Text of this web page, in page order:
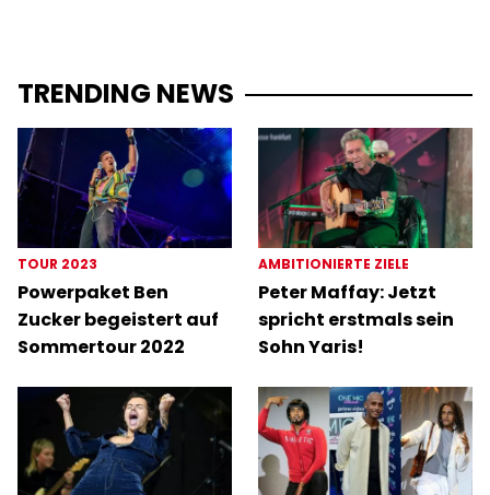
TRENDING NEWS
TOUR 2023
Powerpaket Ben
Zucker begeistert auf
Sommertour 2022
AMBITIONIERTE ZIELE
Peter Maffay: Jetzt
spricht erstmals sein
Sohn Yaris!